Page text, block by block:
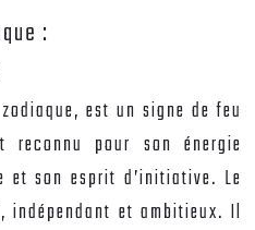
:
est un signe de feu
pour son énergie
et son esprit d’initiative. Le
indépendant et ambitieux. Il